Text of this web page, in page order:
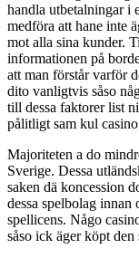
handla utbetalningar i
medföra att hane inte
mot alla sina kunder.
informationen på
att man förstår varför
dito vanligtvis såso
till dessa faktorer list
pålitligt sam kul
Majoriteten a do
Sverige. Dessa
saken dä koncession
dessa spelbolag innan
spellicens. Någo
såso ick äger köpt den